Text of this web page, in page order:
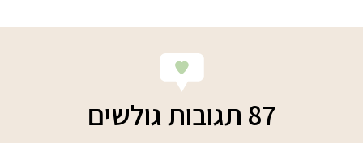
87 תגובות גולשים